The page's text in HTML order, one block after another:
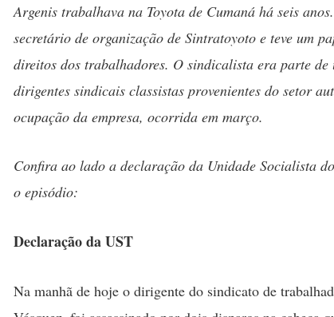
Argenis trabalhava na Toyota de Cumaná há seis
secretário de organização de Sintratoyoto e teve um
direitos dos trabalhadores. O sindicalista era parte de
dirigentes sindicais classistas provenientes do setor
ocupação da empresa, ocorrida em março.
Confira ao lado a declaração da Unidade Socialista
o episódio:
Declaração da UST
Na manhã de hoje o dirigente do sindicato de